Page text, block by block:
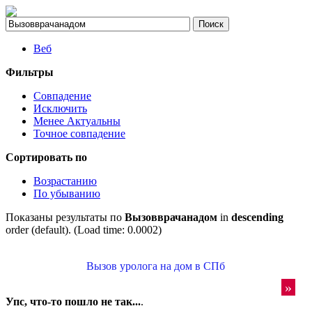
Веб
Фильтры
Совпадение
Исключить
Менее Актуальны
Точное совпадение
Сортировать по
Возрастанию
По убыванию
Показаны результаты по Вызовврачанадом in descending
order (default). (Load time: 0.0002)
Вызов уролога на дом в СПб
»
Упс, что-то пошло не так....